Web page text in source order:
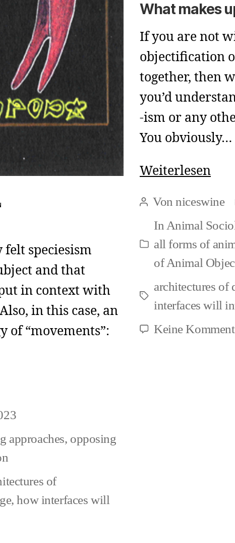
speciesism
and that
in context with
in this case, an
of “movements”:
approaches, opposing
of
,how interfaces will
What makes
If you are not
objectification
together, then
you’d
-ism or any
You obviously…
WeiterlesenWhat
up
Beitragsautor
Vonniceswine
Kategorien
In Animal
all forms of
of Animal
Schlagwörter
architectures of
interfaces will
Keine